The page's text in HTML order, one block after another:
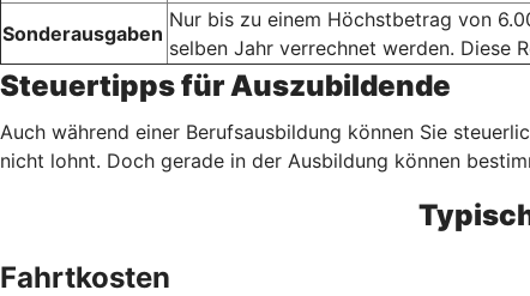
Sonderausgaben
Nur bis zu einem Höchstbetrag von
selben Jahr verrechnet werden. Diese
Steuertipps für Auszubildende
Auch während einer Berufsausbildung können Sie
nicht lohnt. Doch gerade in der Ausbildung können
Fahrtkosten